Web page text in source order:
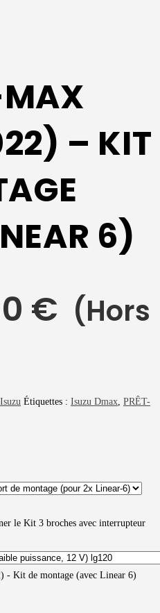
– KIT
6)
€ (Hors
Isuzu Étiquettes : Isuzu Dmax, PRÊT-
le Kit 3 broches avec interrupteur
- Kit de montage (avec Linear 6)